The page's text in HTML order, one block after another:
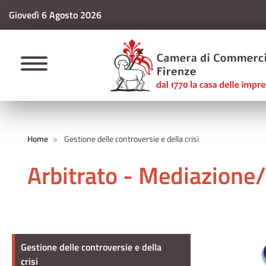
Giovedì 6 Agosto 2026
CAMERE DI
Home Gestione delle controversie e della crisi
Arbitrato -
Gestione delle controversie e della
Gestione delle controversie e della
crisi